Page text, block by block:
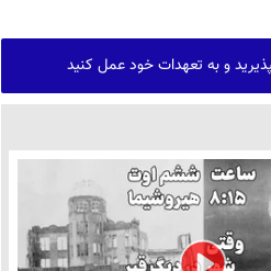
و به تعهدات خود عمل کنید